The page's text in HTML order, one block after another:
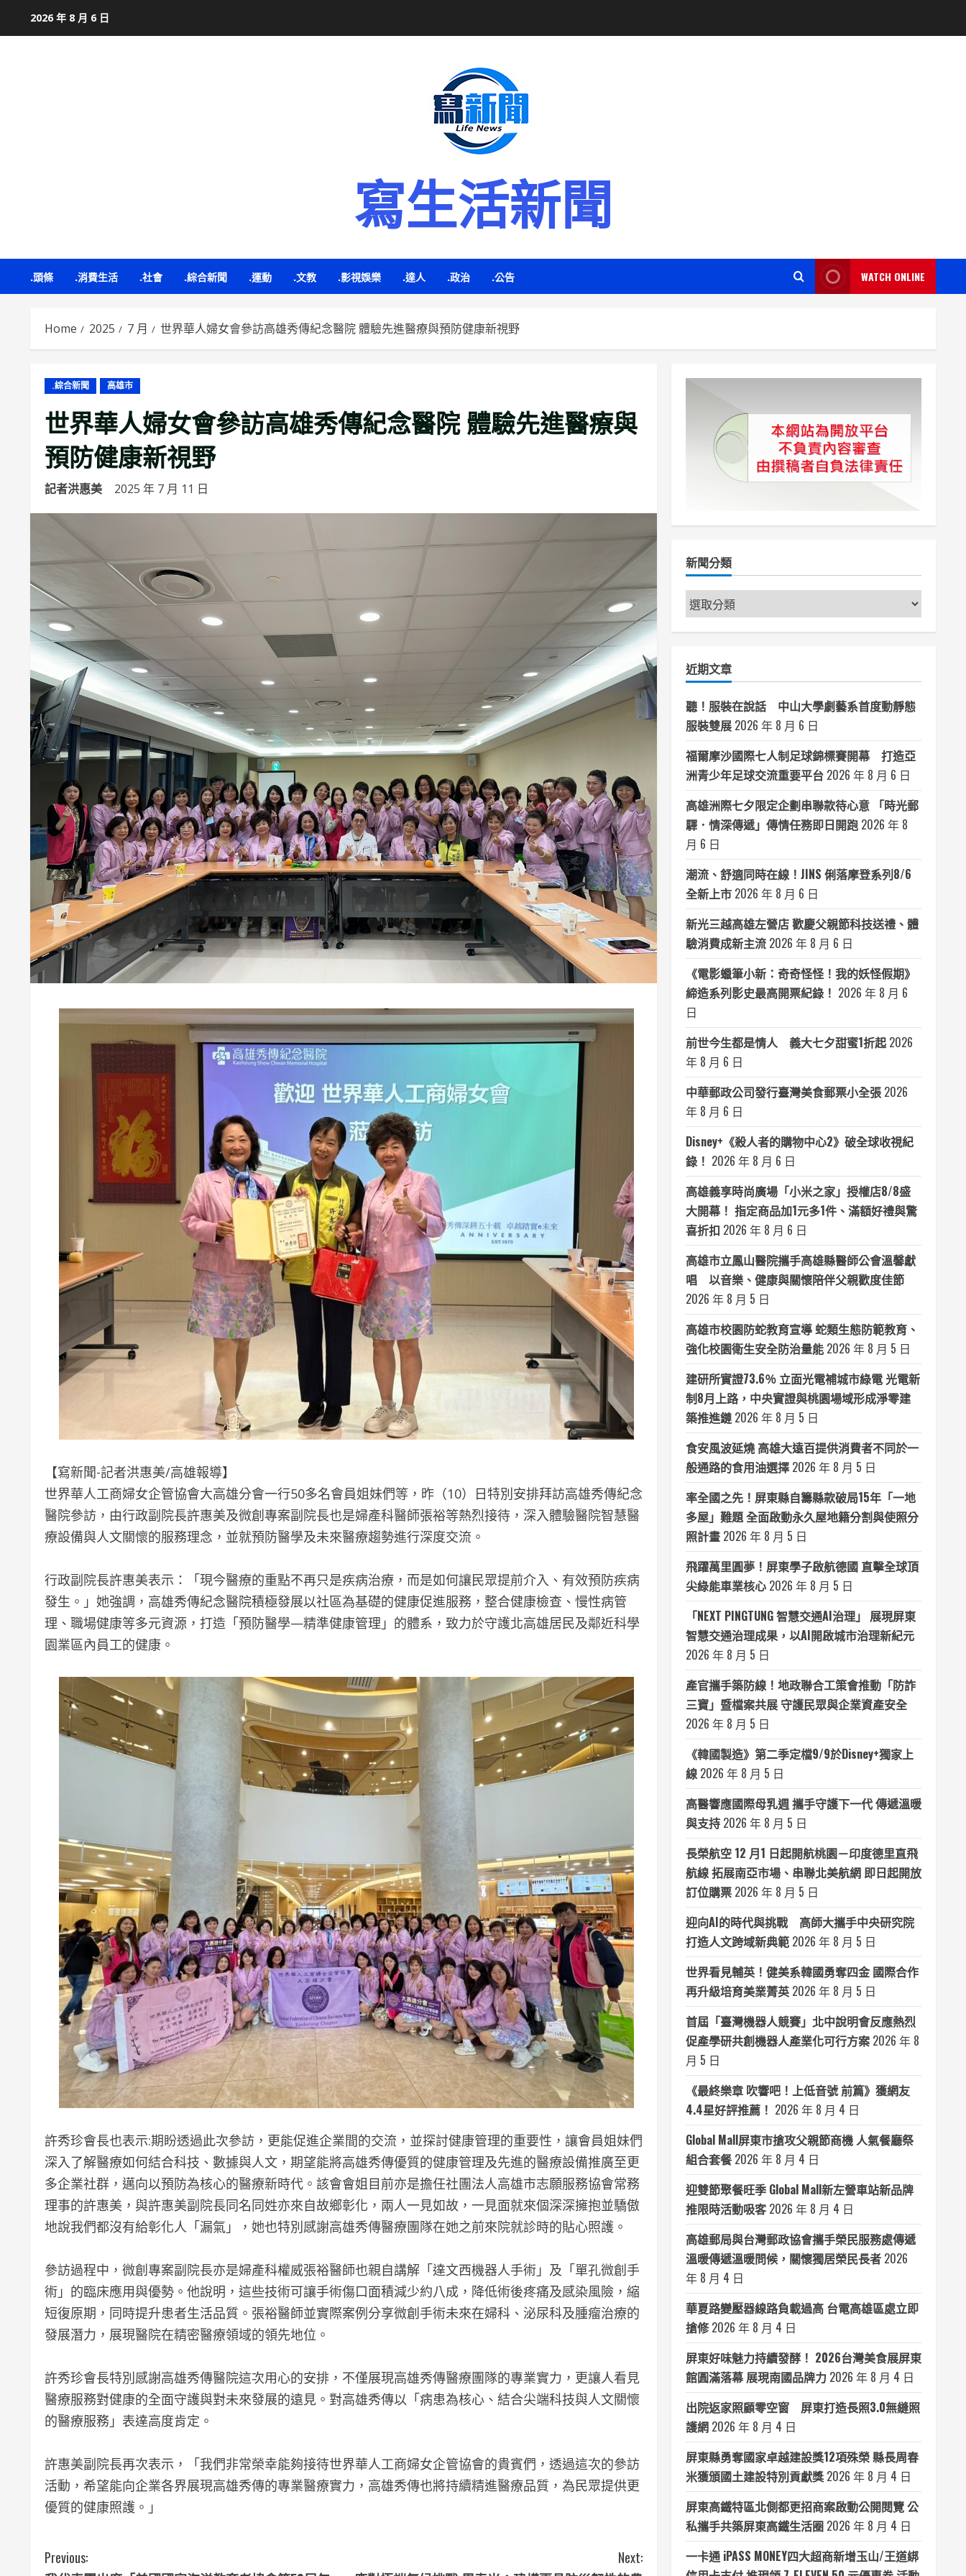
2026 年 8 月 6 日
寫生活新聞
.頭條 .消費生活 .社會 .綜合新聞 .運動 .文教 .影視娛樂 .達人 .政治 .公告 WATCH ONLINE
Home 2025 7 月 世界華人婦女會參訪高雄秀傳紀念醫院 體驗先進醫療與預防健康新視野
.綜合新聞 高雄市
世界華人婦女會參訪高雄秀傳紀念醫院 體驗先進醫療與
預防健康新視野
記者洪惠美 2025 年 7 月 11 日
【寫新聞-記者洪惠美/高雄報導】
世界華人工商婦女企管協會大高雄分會一行50多名會員姐妹們等，昨（10）日特別安排拜訪高雄秀傳紀念
醫院參訪，由行政副院長許惠美及微創專案副院長也是婦產科醫師張裕等熱烈接待，深入體驗醫院智慧醫
療設備與人文關懷的服務理念，並就預防醫學及未來醫療趨勢進行深度交流。
行政副院長許惠美表示：「現今醫療的重點不再只是疾病治療，而是如何讓民眾提前介入、有效預防疾病
發生。」她強調，高雄秀傳紀念醫院積極發展以社區為基礎的健康促進服務，整合健康檢查、慢性病管
理、職場健康等多元資源，打造「預防醫學—精準健康管理」的體系，致力於守護北高雄居民及鄰近科學
園業區內員工的健康。
許秀珍會長也表示:期盼透過此次參訪，更能促進企業間的交流，並探討健康管理的重要性，讓會員姐妹們
深入了解醫療如何結合科技、數據與人文，期望能將高雄秀傳優質的健康管理及先進的醫療設備推廣至更
多企業社群，邁向以預防為核心的醫療新時代。該會會姐目前亦是擔任社團法人高雄市志願服務協會常務
理事的許惠美，與許惠美副院長同名同姓亦來自故鄉彰化，兩人一見如故，一見面就來個深深擁抱並驕傲
地說我們都沒有給彰化人「漏氣」，她也特別感謝高雄秀傳醫療團隊在她之前來院就診時的貼心照護。
參訪過程中，微創專案副院長亦是婦產科權威張裕醫師也親自講解「達文西機器人手術」及「單孔微創手
術」的臨床應用與優勢。他說明，這些技術可讓手術傷口面積減少約八成，降低術後疼痛及感染風險，縮
短復原期，同時提升患者生活品質。張裕醫師並實際案例分享微創手術未來在婦科、泌尿科及腫瘤治療的
發展潛力，展現醫院在精密醫療領域的領先地位。
許秀珍會長特別感謝高雄秀傳醫院這次用心的安排，不僅展現高雄秀傳醫療團隊的專業實力，更讓人看見
醫療服務對健康的全面守護與對未來發展的遠見。對高雄秀傳以「病患為核心、結合尖端科技與人文關懷
的醫療服務」表達高度肯定。
許惠美副院長再次表示，「我們非常榮幸能夠接待世界華人工商婦女企管協會的貴賓們，透過這次的參訪
活動，希望能向企業各界展現高雄秀傳的專業醫療實力，高雄秀傳也將持續精進醫療品質，為民眾提供更
優質的健康照護。」
C
Previous:
Next:
新聞分類
新
聞
分
近期文章
聽！服裝在說話 中山大學劇藝系首度動靜態
服裝雙展 2026 年 8 月 6 日
福爾摩沙國際七人制足球錦標賽開幕 打造亞
洲青少年足球交流重要平台 2026 年 8 月 6 日
高雄洲際七夕限定企劃串聯款待心意 「時光郵
驛．情深傳遞」傳情任務即日開跑 2026 年 8
月 6 日
潮流、舒適同時在線！JINS 俐落摩登系列8/6
全新上市 2026 年 8 月 6 日
新光三越高雄左營店 歡慶父親節科技送禮、體
驗消費成新主流 2026 年 8 月 6 日
《電影蠟筆小新：奇奇怪怪！我的妖怪假期》
締造系列影史最高開票紀錄！ 2026 年 8 月 6
日
前世今生都是情人 義大七夕甜蜜1折起 2026
年 8 月 6 日
中華郵政公司發行臺灣美食郵票小全張 2026
年 8 月 6 日
Disney+《殺人者的購物中心2》破全球收視紀
錄！ 2026 年 8 月 6 日
高雄義享時尚廣場「小米之家」授權店8/8盛
大開幕！ 指定商品加1元多1件、滿額好禮與驚
喜折扣 2026 年 8 月 6 日
高雄市立鳳山醫院攜手高雄縣醫師公會溫馨獻
唱 以音樂、健康與關懷陪伴父親歡度佳節
2026 年 8 月 5 日
高雄市校園防蛇教育宣導 蛇類生態防範教育、
強化校園衛生安全防治量能 2026 年 8 月 5 日
建研所實證73.6％ 立面光電補城市綠電 光電新
制8月上路，中央實證與桃園場域形成淨零建
築推進鏈 2026 年 8 月 5 日
食安風波延燒 高雄大遠百提供消費者不同於一
般通路的食用油選擇 2026 年 8 月 5 日
率全國之先！屏東縣自籌縣款破局15年「一地
多屋」難題 全面啟動永久屋地籍分割與使照分
照計畫 2026 年 8 月 5 日
飛躍萬里圓夢！屏東學子啟航德國 直擊全球頂
尖綠能車業核心 2026 年 8 月 5 日
「NEXT PINGTUNG 智慧交通AI治理」 展現屏東
智慧交通治理成果，以AI開啟城市治理新紀元
2026 年 8 月 5 日
產官攜手築防線！地政聯合工策會推動「防詐
三寶」暨檔案共展 守護民眾與企業資產安全
2026 年 8 月 5 日
《韓國製造》第二季定檔9/9於Disney+獨家上
線 2026 年 8 月 5 日
高醫響應國際母乳週 攜手守護下一代 傳遞溫暖
與支持 2026 年 8 月 5 日
長榮航空 12 月1 日起開航桃園－印度德里直飛
航線 拓展南亞市場、串聯北美航網 即日起開放
訂位購票 2026 年 8 月 5 日
迎向AI的時代與挑戰 高師大攜手中央研究院
打造人文跨域新典範 2026 年 8 月 5 日
世界看見輔英！健美系韓國勇奪四金 國際合作
再升級培育美業菁英 2026 年 8 月 5 日
首屆「臺灣機器人競賽」北中說明會反應熱烈
促產學研共創機器人產業化可行方案 2026 年 8
月 5 日
《最終樂章 吹響吧！上低音號 前篇》獲網友
4.4星好評推薦！ 2026 年 8 月 4 日
Global Mall屏東市搶攻父親節商機 人氣餐廳祭
組合套餐 2026 年 8 月 4 日
迎雙節聚餐旺季 Global Mall新左營車站新品牌
推限時活動吸客 2026 年 8 月 4 日
高雄郵局與台灣郵政協會攜手榮民服務處傳遞
溫暖傳遞溫暖問候，關懷獨居榮民長者 2026
年 8 月 4 日
華夏路變壓器線路負載過高 台電高雄區處立即
搶修 2026 年 8 月 4 日
屏東好味魅力持續發酵！ 2026台灣美食展屏東
館圓滿落幕 展現南國品牌力 2026 年 8 月 4 日
出院返家照顧零空窗 屏東打造長照3.0無縫照
護網 2026 年 8 月 4 日
屏東縣勇奪國家卓越建設獎12項殊榮 縣長周春
米獲頒國土建設特別貢獻獎 2026 年 8 月 4 日
屏東高鐵特區北側都更招商案啟動公開閱覽 公
私攜手共築屏東高鐵生活圈 2026 年 8 月 4 日
一卡通 iPASS MONEY四大超商新增玉山/王道綁